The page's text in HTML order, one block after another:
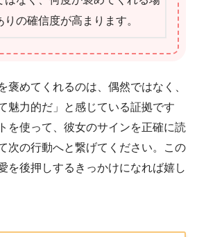
りの確信度が高まります。
褒めてくれるのは、偶然ではなく、
魅力的だ」と感じている証拠です
を使って、彼女のサインを正確に読
次の行動へと繋げてください。この
を後押しするきっかけになれば嬉し